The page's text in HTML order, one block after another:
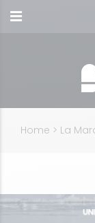
Home > La